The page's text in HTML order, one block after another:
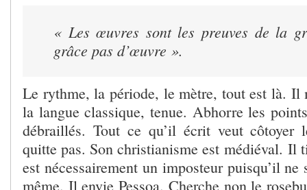
« Les œuvres sont les preuves de la
grâce pas d’œuvre ».
Le rythme, la période, le mètre, tout est là. Il
la langue classique, tenue. Abhorre les
débraillés. Tout ce qu’il écrit veut côtoyer
quitte pas. Son christianisme est médiéval. Il
est nécessairement un imposteur puisqu’il ne
même. Il envie Pessoa. Cherche non le